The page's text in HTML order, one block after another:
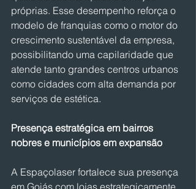
próprias. Esse desempenho reforça o
modelo de franquias como o motor do
crescimento sustentável da empresa,
possibilitando uma capilaridade que
atende tanto grandes centros urbanos
como cidades com alta demanda por
serviços de estética.
Presença estratégica em bairros
nobres e municípios em expansão
A Espaçolaser fortalece sua presença
em Goiás com lojas estrategicamente